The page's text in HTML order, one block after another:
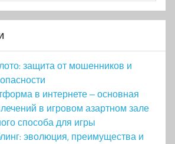
защита от мошенников и
в интернете – основная
в игровом азартном зале
способа для игры
эволюция, преимущества и